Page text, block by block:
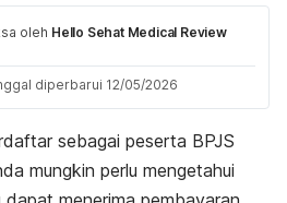
oleh Hello Sehat Medical Review
diperbarui 12/05/2026
sebagai peserta BPJS
mungkin perlu mengetahui